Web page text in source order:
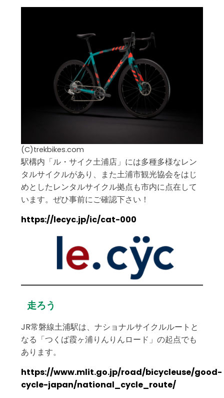
(C)trekbikes.com
駅構内「ル・サイク土浦店」には多種多様なレン
タルサイクルがあり、また土浦市観光協会をはじ
めとしたレンタルサイクル拠点も市内に点在して
います。ぜひ事前にご確認下さい！
https://lecyc.jp/ic/cat-000
走ろう
JR常磐線土浦駅は、ナショナルサイクルルートと
なる「つくば霞ヶ浦りんりんロード」の起点でも
あります。
https://www.mlit.go.jp/road/bicycleuse/good-
cycle-japan/national_cycle_route/